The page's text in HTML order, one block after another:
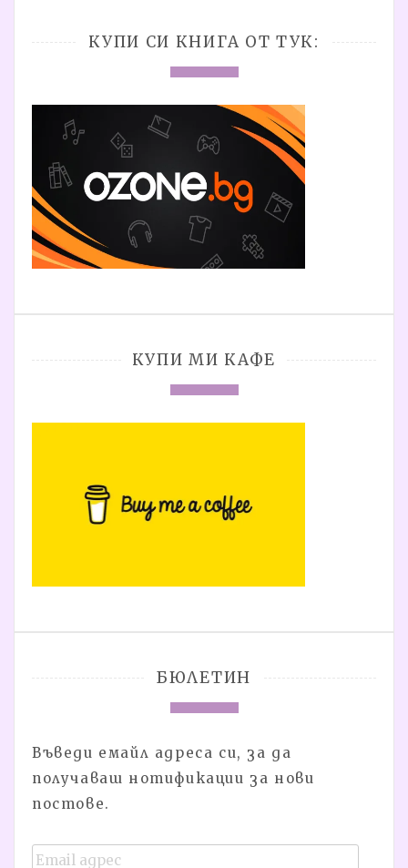
КУПИ СИ КНИГА ОТ ТУК:
КУПИ МИ КАФЕ
БЮЛЕТИН
Въведи емайл адреса си, за да
получаваш нотификации за нови
постове.
Email